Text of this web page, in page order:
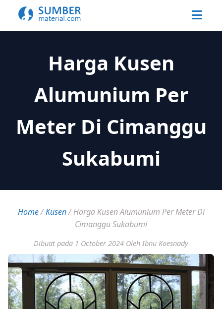
Harga Kusen
Alumunium Per
Meter Di Cimanggu
Sukabumi
Home/Kusen/Harga Kusen Alumunium Per Meter Di
Cimanggu Sukabumi
Dibuat pada 1 October 2024 Oleh Ibnu Koesnady